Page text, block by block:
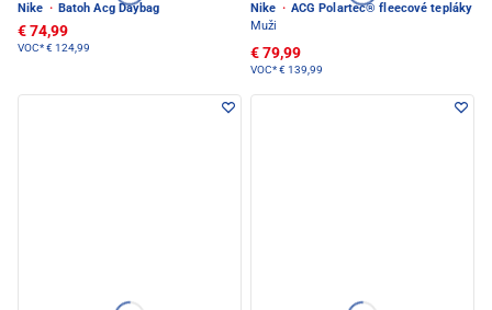
Nike · Batoh Acg Daybag
€ 74,99
VOC*€ 124,99
Nike · ACG Polartec® fleecové tepláky
Muži
€ 79,99
VOC*€ 139,99